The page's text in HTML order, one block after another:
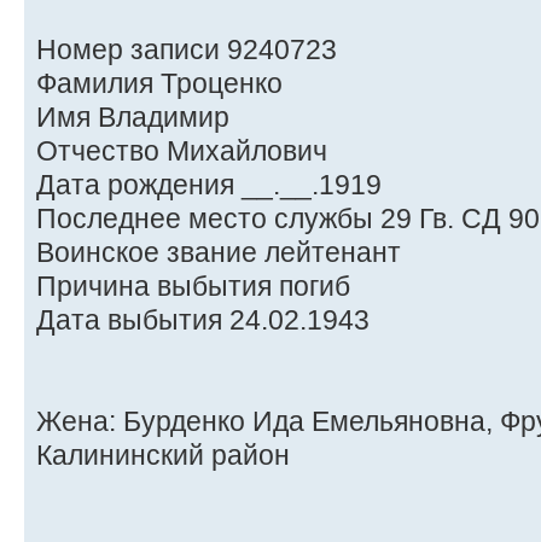
Номер записи 9240723
Фамилия Троценко
Имя Владимир
Отчество Михайлович
Дата рождения __.__.1919
Последнее место службы 29 Гв. СД
Воинское звание лейтенант
Причина выбытия погиб
Дата выбытия 24.02.1943
Жена: Бурденко Ида Емельяновна,
Калининский район